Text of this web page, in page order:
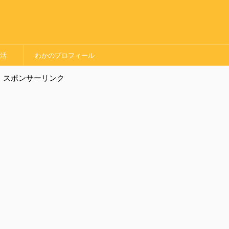
わかのプロフィール
スポンサーリンク